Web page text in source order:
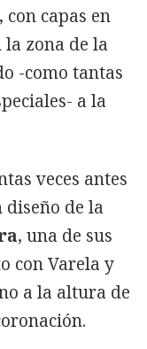
capas en
zona de la
-como tantas
a la
veces antes
diseño de la
, una de sus
con Varela y
a la altura de